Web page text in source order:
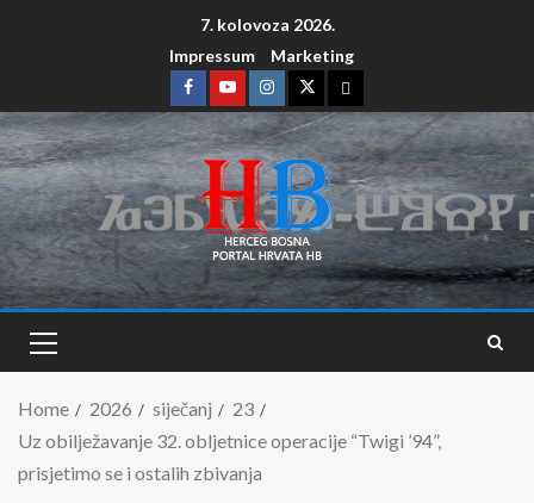
7. kolovoza 2026.
Impressum
Marketing
Home 2026 siječanj
23
Uz obilježavanje 32. obljetnice operacije “Twigi ’94”,
prisjetimo se i ostalih zbivanja